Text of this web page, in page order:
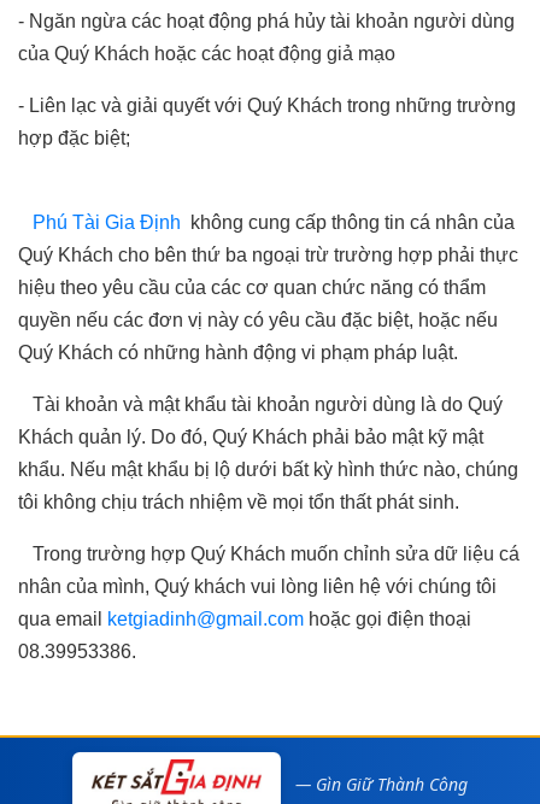
- Ngăn ngừa các hoạt động phá hủy tài khoản người dùng
của Quý Khách hoặc các hoạt động giả mạo
- Liên lạc và giải quyết với Quý Khách trong những trường
hợp đặc biệt;
Phú Tài Gia Định
không cung cấp thông tin cá nhân của
Quý Khách cho bên thứ ba ngoại trừ trường hợp phải thực
hiệu theo yêu cầu của các cơ quan chức năng có thẩm
quyền nếu các đơn vị này có yêu cầu đặc biệt, hoặc nếu
Quý Khách có những hành động vi phạm pháp luật.
Tài khoản và mật khẩu tài khoản người dùng là do Quý
Khách quản lý. Do đó, Quý Khách phải bảo mật kỹ mật
khẩu. Nếu mật khẩu bị lộ dưới bất kỳ hình thức nào, chúng
tôi không chịu trách nhiệm về mọi tổn thất phát sinh.
Trong trường hợp Quý Khách muốn chỉnh sửa dữ liệu cá
nhân của mình, Quý khách vui lòng liên hệ với chúng tôi
qua email
ketgiadinh@gmail.com hoặc gọi điện thoại
08.39953386.
— Gìn Giữ Thành Công